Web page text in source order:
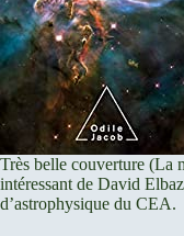
Très belle couverture (La
intéressant de David
d’astrophysique du CEA.